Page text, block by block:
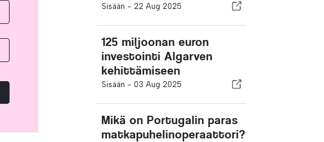
Sisään - 22 Aug 2025
125 miljoonan euron
investointi Algarven
kehittämiseen
Sisään - 03 Aug 2025
Mikä on Portugalin paras
matkapuhelinoperaattori?